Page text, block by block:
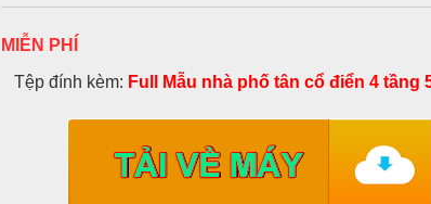
0
of
MIỄN PHÍ
Tệp đính kèm: Full Mẫu nhà phố tân cổ điển 4 tầng